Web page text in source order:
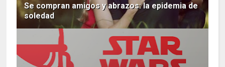
Se compran amigos y abrazos: la epidemia de
soledad